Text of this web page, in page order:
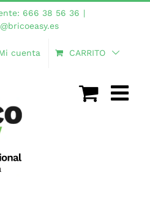
666 38 56 36 |
cuenta CARRITO